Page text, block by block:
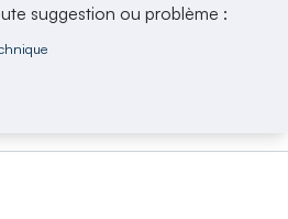
suggestion ou problème :